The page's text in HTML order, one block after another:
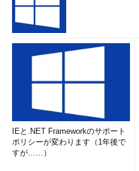
IEと.NET Frameworkのサポート
ポリシーが変わります（1年後で
すが……）